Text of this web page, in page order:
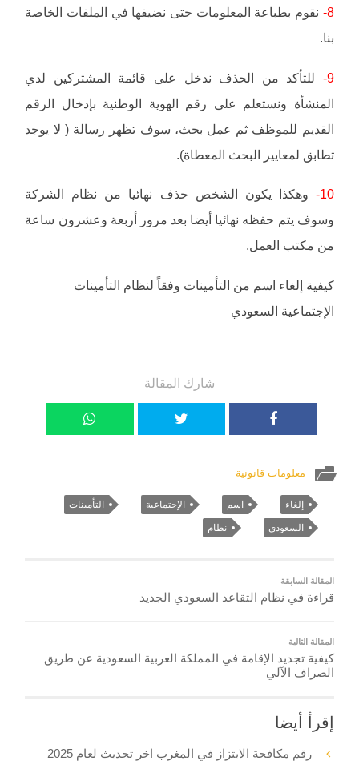
8- نقوم بطباعة المعلومات حتى نضيفها في الملفات الخاصة
بنا.
9-
للتأكد من الحذف ندخل على قائمة المشتركين لدي
المنشأة ونستعلم على رقم الهوية الوطنية بإدخال الرقم
القديم للموظف ثم عمل بحث، سوف تظهر رسالة ( لا يوجد
تطابق لمعايير البحث المعطاة).
10-
وهكذا يكون الشخص حذف نهائيا من نظام الشركة
وسوف يتم حفظه نهائيا أيضا بعد مرور أربعة وعشرون ساعة
من مكتب العمل.
كيفية إلغاء اسم من التأمينات وفقاً لنظام التأمينات
الإجتماعية السعودي
شارك المقالة
معلومات قانونية
إلغاء اسم الإجتماعية التأمينات
السعودي نظام
المقالة السابقة
قراءة في نظام التقاعد السعودي الجديد
المقالة التالية
كيفية تجديد الإقامة في المملكة العربية السعودية عن طريق
الصراف الآلي
إقرأ أيضا
رقم مكافحة الابتزاز في المغرب اخر تحديث لعام 2025